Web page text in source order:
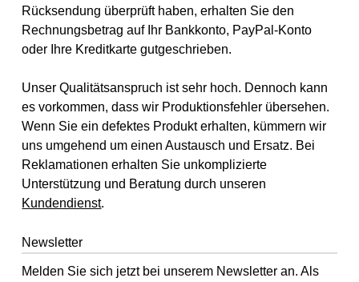
Rücksendung überprüft haben, erhalten Sie den
Rechnungsbetrag auf Ihr Bankkonto, PayPal-Konto
oder Ihre Kreditkarte gutgeschrieben.
Unser Qualitätsanspruch ist sehr hoch. Dennoch kann
es vorkommen, dass wir Produktionsfehler übersehen.
Wenn Sie ein defektes Produkt erhalten, kümmern wir
uns umgehend um einen Austausch und Ersatz. Bei
Reklamationen erhalten Sie unkomplizierte
Unterstützung und Beratung durch unseren
Kundendienst.
Newsletter
Melden Sie sich jetzt bei unserem Newsletter an. Als